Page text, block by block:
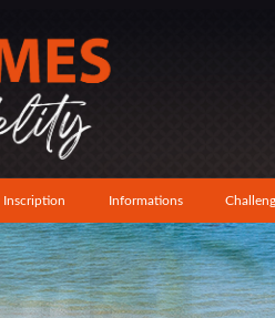
Inscription Informations